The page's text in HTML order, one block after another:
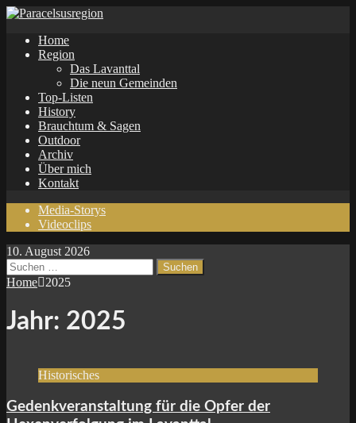
Home
Region
Das Lavanttal
Die neun Gemeinden
Top-Listen
History
Brauchtum & Sagen
Outdoor
Archiv
Über mich
Kontakt
Media-Storys
Videoclips
10. August 2026
Suchen
nach:
Home 2025
Jahr: 2025
Historisches
Gedenkveranstaltung für die Opfer der